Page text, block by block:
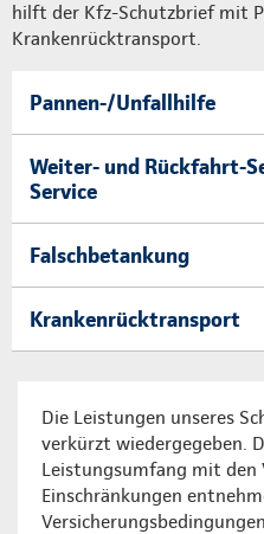
hilft der Kfz-Schutzbrief mit
Krankenrücktransport.
Pannen-/Unfallhilfe
Weiter- und Rückfahrt-
Service
Falschbetankung
Krankenrücktransport
Die Leistungen unseres
verkürzt wiedergegeben.
Leistungsumfang mit den
Einschränkungen